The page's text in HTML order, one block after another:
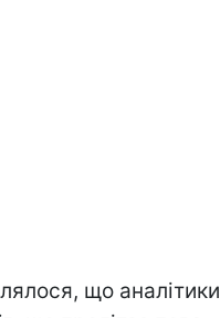
що аналітики